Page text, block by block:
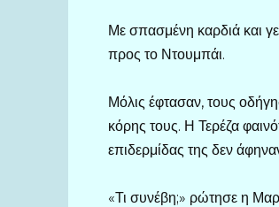
Με σπασμένη καρδιά και
προς το Ντουμπάι.
Μόλις έφτασαν, τους
κόρης τους. Η Τερέζα
επιδερμίδας της δεν
«Τι συνέβη;» ρώτησε η